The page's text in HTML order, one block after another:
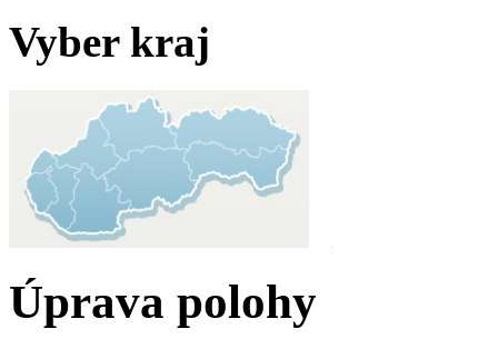
Vyber kraj
Úprava polohy